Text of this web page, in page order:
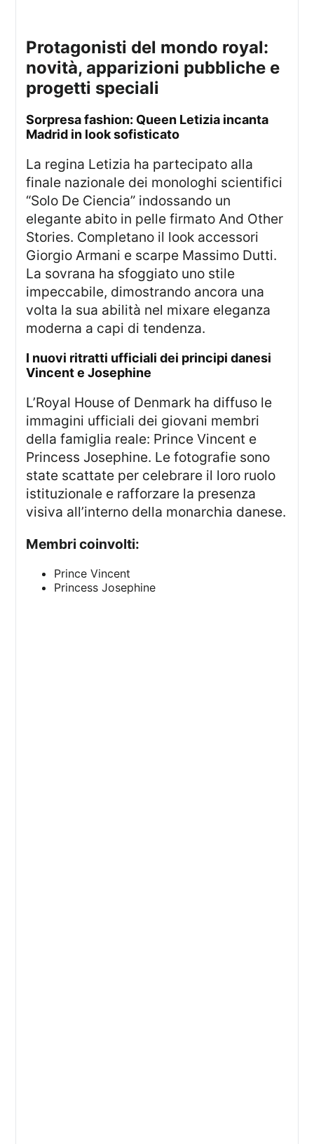
Protagonisti del mondo royal:
novità, apparizioni pubbliche e
progetti speciali
Sorpresa fashion: Queen Letizia incanta
Madrid in look sofisticato
La regina Letizia ha partecipato alla
finale nazionale dei monologhi scientifici
“Solo De Ciencia” indossando un
elegante abito in pelle firmato And Other
Stories. Completano il look accessori
Giorgio Armani e scarpe Massimo Dutti.
La sovrana ha sfoggiato uno stile
impeccabile, dimostrando ancora una
volta la sua abilità nel mixare eleganza
moderna a capi di tendenza.
I nuovi ritratti ufficiali dei principi danesi
Vincent e Josephine
L’Royal House of Denmark ha diffuso le
immagini ufficiali dei giovani membri
della famiglia reale: Prince Vincent e
Princess Josephine. Le fotografie sono
state scattate per celebrare il loro ruolo
istituzionale e rafforzare la presenza
visiva all’interno della monarchia danese.
Membri coinvolti:
Prince Vincent
Princess Josephine